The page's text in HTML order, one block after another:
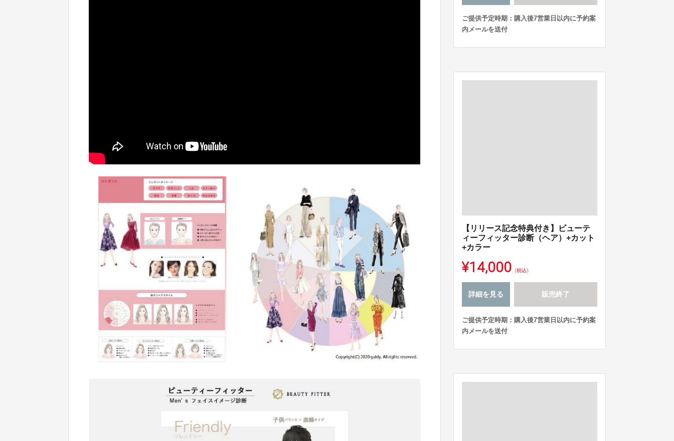
ご提供予定時期：購入後7営業日以内に予約案
内メールを送付
【リリース記念特典付き】ビューテ
ィーフィッター診断（ヘア）+カット
+カラー
¥14,000 (税込)
詳細を見る 販売終了
ご提供予定時期：購入後7営業日以内に予約案
内メールを送付